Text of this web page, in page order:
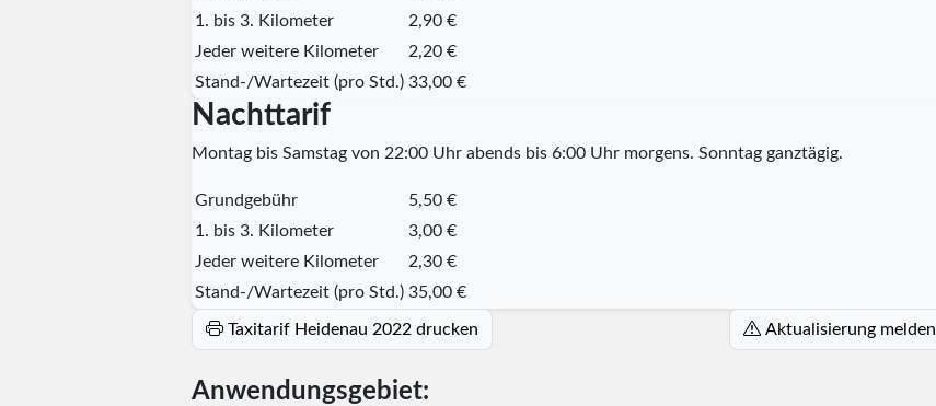
1. bis 3. Kilometer
2,90 €
Jeder weitere Kilometer
2,20 €
Stand-/Wartezeit (pro Std.) 33,00 €
Nachttarif
Montag bis Samstag von 22:00 Uhr abends bis 6:00 Uhr morgens. Sonntag ganztägig.
Grundgebühr
5,50 €
1. bis 3. Kilometer
3,00 €
Jeder weitere Kilometer
2,30 €
Stand-/Wartezeit (pro Std.) 35,00 €
Taxitarif Heidenau 2022 drucken Aktualisierung melden
Anwendungsgebiet: